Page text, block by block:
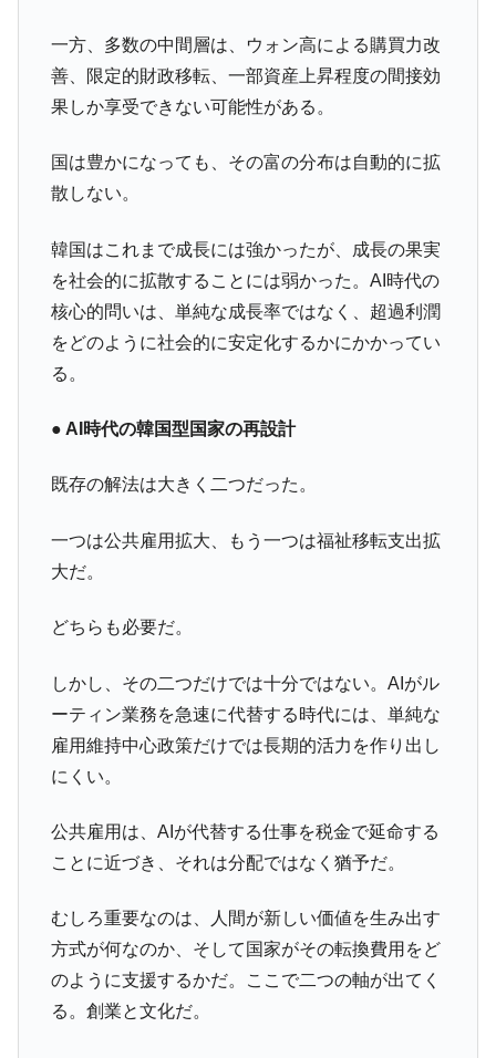
一方、多数の中間層は、ウォン高による購買力改
善、限定的財政移転、一部資産上昇程度の間接効
果しか享受できない可能性がある。
国は豊かになっても、その富の分布は自動的に拡
散しない。
韓国はこれまで成長には強かったが、成長の果実
を社会的に拡散することには弱かった。AI時代の
核心的問いは、単純な成長率ではなく、超過利潤
をどのように社会的に安定化するかにかかってい
る。
● AI時代の韓国型国家の再設計
既存の解法は大きく二つだった。
一つは公共雇用拡大、もう一つは福祉移転支出拡
大だ。
どちらも必要だ。
しかし、その二つだけでは十分ではない。AIがル
ーティン業務を急速に代替する時代には、単純な
雇用維持中心政策だけでは長期的活力を作り出し
にくい。
公共雇用は、AIが代替する仕事を税金で延命する
ことに近づき、それは分配ではなく猶予だ。
むしろ重要なのは、人間が新しい価値を生み出す
方式が何なのか、そして国家がその転換費用をど
のように支援するかだ。ここで二つの軸が出てく
る。創業と文化だ。